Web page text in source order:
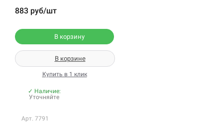
883 руб/шт
В корзину
В корзине
Купить в 1 клик
✓ Наличие:
Уточняйте
Арт. 7791